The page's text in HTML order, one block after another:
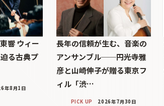
響 ウィー
る古典プ
年8月1日
長年の信頼が生む、音楽の
アンサンブル──円光寺雅
彦と山崎伸子が贈る東京フ
ィル「渋…
PICK UP 2026年7月30日